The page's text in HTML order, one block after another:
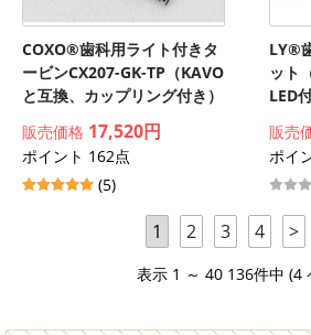
COXO®歯科用ライト付きタ
ービンCX207-GK-TP（KAVO
と互換、カップリング付き）
販売価格 17,520円
ポイント 162点
(5)
LY®
ット
LED
販売
ポイ
1 2 3 4 >
表示 1 ～ 40 136件中 (4